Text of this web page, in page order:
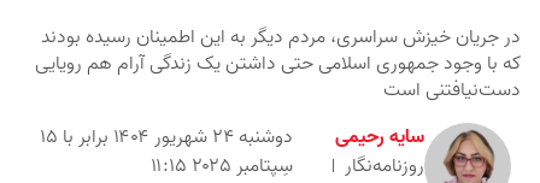
در جریان خیزش سراسری، مردم دیگر به این اطمینان رسیده بودند
که با وجود جمهوری اسلامی حتی داشتن یک زندگی آرام هم رویایی
دست‌نیافتنی است
سایه رحیمی
روزنامه‌نگار
دوشنبه ۲۴ شهریور ۱۴۰۴ برابر با ۱۵
سِپتامبر ۲۰۲۵ ۱۱:۱۵